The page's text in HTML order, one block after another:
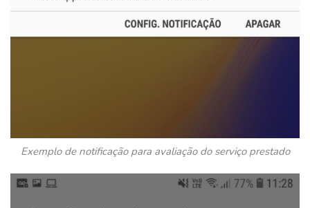
Exemplo de notificação para avaliação do serviço prestado